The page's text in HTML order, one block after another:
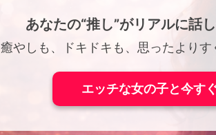
あなたの“推し”がリアルに話
癒やしも、ドキドキも、思ったよりす
エッチな女の子と今す